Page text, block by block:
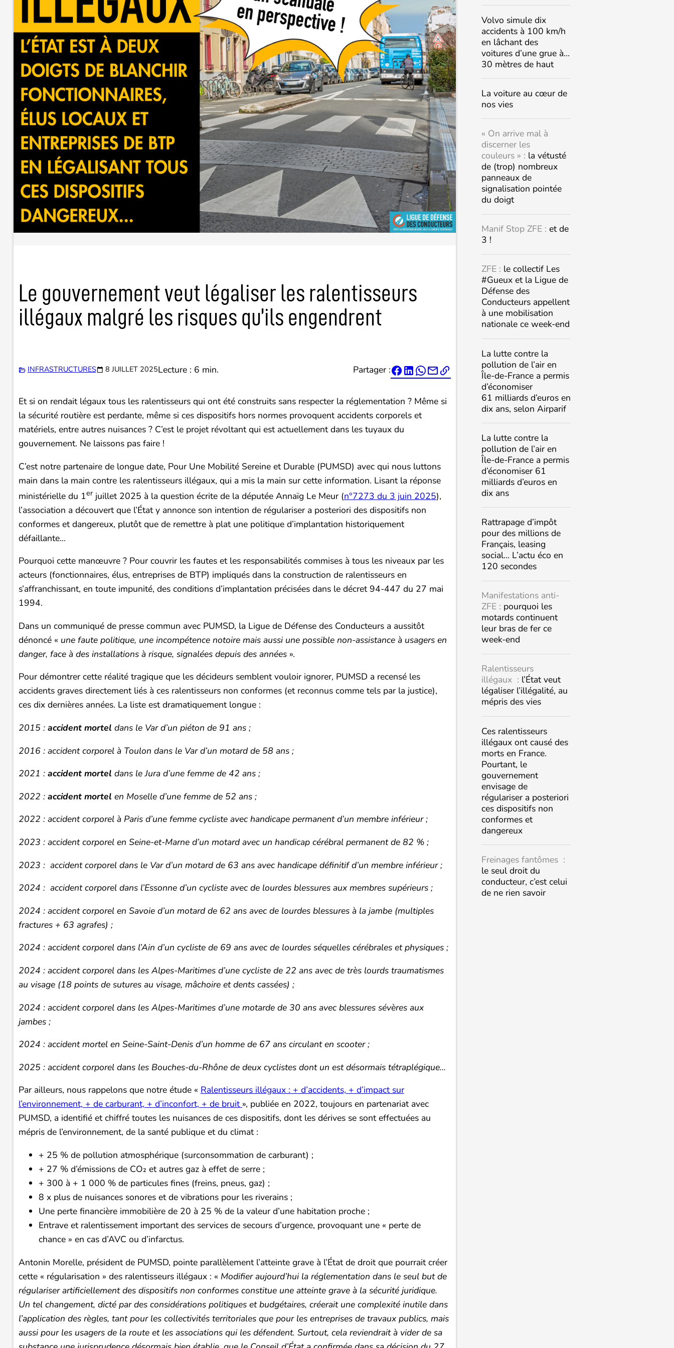
Le gouvernement veut légaliser les ralentisseurs
illégaux malgré les risques qu’ils engendrent
INFRASTRUCTURES 8 JUILLET 2025Lecture : 6 min. Partager :  
Et si on rendait légaux tous les ralentisseurs qui ont été construits sans respecter la réglementation ? Même si
la sécurité routière est perdante, même si ces dispositifs hors normes provoquent accidents corporels et
matériels, entre autres nuisances ? C’est le projet révoltant qui est actuellement dans les tuyaux du
gouvernement. Ne laissons pas faire !
C’est notre partenaire de longue date, Pour Une Mobilité Sereine et Durable (PUMSD) avec qui nous luttons
main dans la main contre les ralentisseurs illégaux, qui a mis la main sur cette information. Lisant la réponse
ministérielle du 1erjuillet 2025 à la question écrite de la députée Annaïg Le Meur (n°7273 du 3 juin 2025),
l’association a découvert que l’État y annonce son intention de régulariser a posteriori des dispositifs non
conformes et dangereux, plutôt que de remettre à plat une politique d’implantation historiquement
défaillante…
Pourquoi cette manœuvre ? Pour couvrir les fautes et les responsabilités commises à tous les niveaux par les
acteurs (fonctionnaires, élus, entreprises de BTP) impliqués dans la construction de ralentisseurs en
s’affranchissant, en toute impunité, des conditions d’implantation précisées dans le décret 94-447 du 27 mai
1994.
Dans un communiqué de presse commun avec PUMSD, la Ligue de Défense des Conducteurs a aussitôt
dénoncé « une faute politique, une incompétence notoire mais aussi une possible non-assistance à usagers en
danger, face à des installations à risque, signalées depuis des années».
Pour démontrer cette réalité tragique que les décideurs semblent vouloir ignorer, PUMSD a recensé les
accidents graves directement liés à ces ralentisseurs non conformes (et reconnus comme tels par la justice),
ces dix dernières années. La liste est dramatiquement longue :
2015 : accident mortel dans le Var d’un piéton de 91 ans ;
2016 : accident corporel à Toulon dans le Var d’un motard de 58 ans ;
2021 : accident mortel dans le Jura d’une femme de 42 ans ;
2022 : accident mortel en Moselle d’une femme de 52 ans ;
2022 : accident corporel à Paris d’une femme cycliste avec handicape permanent d’un membre inférieur ;
2023 : accident corporel en Seine-et-Marne d’un motard avec un handicap cérébral permanent de 82 % ;
2023 : accident corporel dans le Var d’un motard de 63 ans avec handicape définitif d’un membre inférieur ;
2024 : accident corporel dans l’Essonne d’un cycliste avec de lourdes blessures aux membres supérieurs ;
2024 : accident corporel en Savoie d’un motard de 62 ans avec de lourdes blessures à la jambe (multiples
fractures + 63 agrafes) ;
2024 : accident corporel dans l’Ain d’un cycliste de 69 ans avec de lourdes séquelles cérébrales et physiques ;
2024 : accident corporel dans les Alpes-Maritimes d’une cycliste de 22 ans avec de très lourds traumatismes
au visage (18 points de sutures au visage, mâchoire et dents cassées) ;
2024 : accident corporel dans les Alpes-Maritimes d’une motarde de 30 ans avec blessures sévères aux
jambes ;
2024 : accident mortel en Seine-Saint-Denis d’un homme de 67 ans circulant en scooter ;
2025 : accident corporel dans les Bouches-du-Rhône de deux cyclistes dont un est désormais tétraplégique…
Par ailleurs, nous rappelons que notre étude « Ralentisseurs illégaux : + d’accidents, + d’impact sur
l’environnement, + de carburant, + d’inconfort, + de bruit », publiée en 2022, toujours en partenariat avec
PUMSD, a identifié et chiffré toutes les nuisances de ces dispositifs, dont les dérives se sont effectuées au
mépris de l’environnement, de la santé publique et du climat :
+ 25 % de pollution atmosphérique (surconsommation de carburant) ;
+ 27 % d’émissions de CO₂ et autres gaz à effet de serre ;
+ 300 à + 1 000 % de particules fines (freins, pneus, gaz) ;
8 x plus de nuisances sonores et de vibrations pour les riverains ;
Une perte financière immobilière de 20 à 25 % de la valeur d’une habitation proche ;
Entrave et ralentissement important des services de secours d’urgence, provoquant une « perte de
chance » en cas d’AVC ou d’infarctus.
Antonin Morelle, président de PUMSD, pointe parallèlement l’atteinte grave à l’État de droit que pourrait créer
cette « régularisation » des ralentisseurs illégaux : « Modifier aujourd’hui la réglementation dans le seul but de
régulariser artificiellement des dispositifs non conformes constitue une atteinte grave à la sécurité juridique.
Un tel changement, dicté par des considérations politiques et budgétaires, créerait une complexité inutile dans
l’application des règles, tant pour les collectivités territoriales que pour les entreprises de travaux publics, mais
aussi pour les usagers de la route et les associations qui les défendent. Surtout, cela reviendrait à vider de sa
Volvo simule dix
accidents à 100 km/h
en lâchant des
voitures d’une grue à…
30 mètres de haut
La voiture au cœur de
nos vies
« On arrive mal à
discerner les
couleurs » : la vétusté
de (trop) nombreux
panneaux de
signalisation pointée
du doigt
Manif Stop ZFE : et de
3 !
ZFE : le collectif Les
#Gueux et la Ligue de
Défense des
Conducteurs appellent
à une mobilisation
nationale ce week-end
La lutte contre la
pollution de l’air en
Île-de-France a permis
d’économiser
61 milliards d’euros en
dix ans, selon Airparif
La lutte contre la
pollution de l’air en
Île-de-France a permis
d’économiser 61
milliards d’euros en
dix ans
Rattrapage d’impôt
pour des millions de
Français, leasing
social… L’actu éco en
120 secondes
Manifestations anti-
ZFE : pourquoi les
motards continuent
leur bras de fer ce
week-end
Ralentisseurs
illégaux : l’État veut
légaliser l’illégalité, au
mépris des vies
Ces ralentisseurs
illégaux ont causé des
morts en France.
Pourtant, le
gouvernement
envisage de
régulariser a posteriori
ces dispositifs non
conformes et
dangereux
Freinages fantômes :
le seul droit du
conducteur, c’est celui
de ne rien savoir